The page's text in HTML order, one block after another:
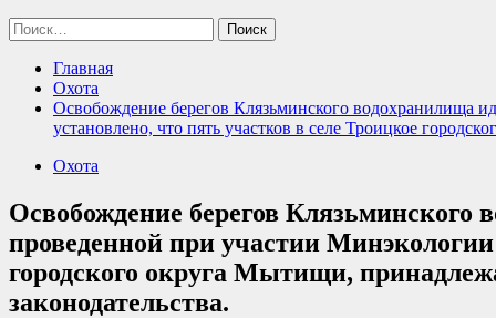
Найти:
Главная
Охота
Освобождение берегов Клязьминского водохранилища
установлено, что пять участков в селе Троицкое
Охота
Освобождение берегов Клязьминского
проведенной при участии
городского округа Мытищи,
законодательства.